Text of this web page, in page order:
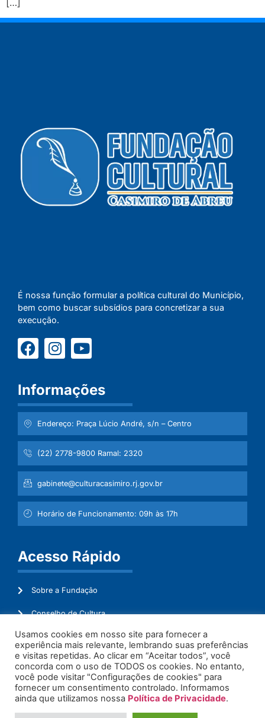
[…]
É nossa função formular a política cultural do Município,
bem como buscar subsídios para concretizar a sua
execução.
Informações
Endereço: Praça Lúcio André, s/n – Centro
(22) 2778-9800 Ramal: 2320
gabinete@culturacasimiro.rj.gov.br
Horário de Funcionamento: 09h às 17h
Acesso Rápido
Sobre a Fundação
Conselho de Cultura
Mapeamento Cultural
Transparência
Ouvidoria
Usamos cookies em nosso site para fornecer a
experiência mais relevante, lembrando suas preferências
e visitas repetidas. Ao clicar em “Aceitar todos”, você
concorda com o uso de TODOS os cookies. No entanto,
você pode visitar "Configurações de cookies" para
fornecer um consentimento controlado. Informamos
ainda que utilizamos nossa Política de Privacidade.